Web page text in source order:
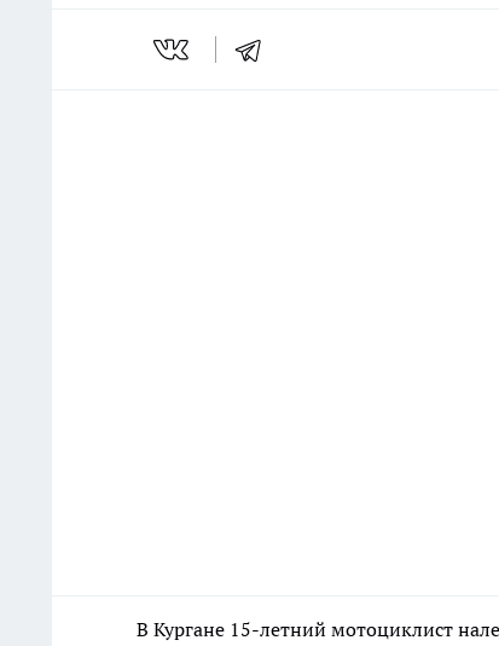
В Кургане 15-летний мотоциклист